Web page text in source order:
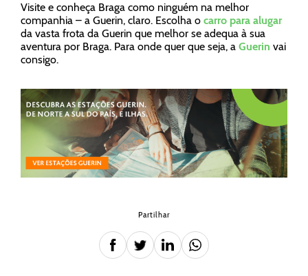
Visite e conheça Braga como ninguém na melhor
companhia – a Guerin, claro. Escolha o carro para alugar
da vasta frota da Guerin que melhor se adequa à sua
aventura por Braga. Para onde quer que seja, a Guerin vai
consigo.
Partilhar